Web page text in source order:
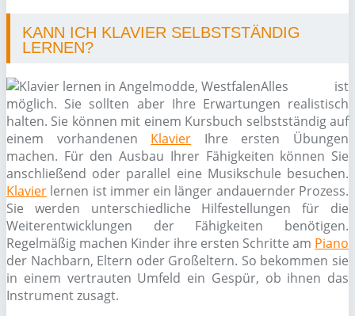
KANN ICH KLAVIER SELBSTSTÄNDIG
LERNEN?
Alles ist
möglich. Sie sollten aber Ihre Erwartungen realistisch
halten. Sie können mit einem Kursbuch selbstständig auf
einem vorhandenen Klavier Ihre ersten Übungen
machen. Für den Ausbau Ihrer Fähigkeiten können Sie
anschließend oder parallel eine Musikschule besuchen.
Klavier lernen ist immer ein länger andauernder Prozess.
Sie werden unterschiedliche Hilfestellungen für die
Weiterentwicklungen der Fähigkeiten benötigen.
Regelmäßig machen Kinder ihre ersten Schritte am Piano
der Nachbarn, Eltern oder Großeltern. So bekommen sie
in einem vertrauten Umfeld ein Gespür, ob ihnen das
Instrument zusagt.